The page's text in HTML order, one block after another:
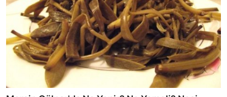
Yöresel Tarifler & Ev Yemekleri
Gıda Güvenliği & Sağlık
İçecek Kültürü & Rehberleri
Popüler Kültür & Mutfak Tarihi